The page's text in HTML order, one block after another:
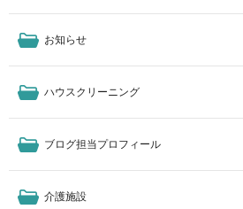
お知らせ
ハウスクリーニング
ブログ担当プロフィール
介護施設